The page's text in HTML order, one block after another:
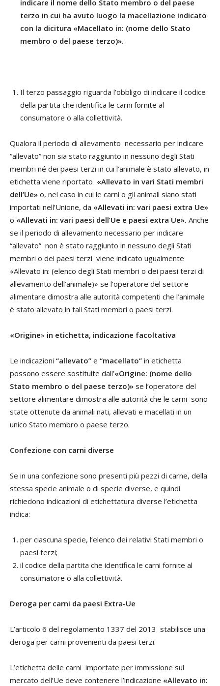
indicare il nome dello Stato membro o del paese
terzo in cui ha avuto luogo la macellazione indicato
con la dicitura «Macellato in: (nome dello Stato
membro o del paese terzo)».
Il terzo passaggio riguarda l’obbligo di indicare il codice
della partita che identifica le carni fornite al
consumatore o alla collettività.
Qualora il periodo di allevamento necessario per indicare
“allevato” non sia stato raggiunto in nessuno degli Stati
membri né dei paesi terzi in cui l’animale è stato allevato, in
etichetta viene riportato «Allevato in vari Stati membri
dell’Ue» o, nel caso in cui le carni o gli animali siano stati
importati nell’Unione, da «Allevati in: vari paesi extra Ue»
o «Allevati in: vari paesi dell’Ue e paesi extra Ue». Anche
se il periodo di allevamento necessario per indicare
“allevato” non è stato raggiunto in nessuno degli Stati
membri o dei paesi terzi viene indicato ugualmente
«Allevato in: (elenco degli Stati membri o dei paesi terzi di
allevamento dell’animale)» se l’operatore del settore
alimentare dimostra alle autorità competenti che l’animale
è stato allevato in tali Stati membri o paesi terzi.
«Origine» in etichetta, indicazione facoltativa
Le indicazioni “allevato” e “macellato” in etichetta
possono essere sostituite dall’«Origine: (nome dello
Stato membro o del paese terzo)» se l’operatore del
settore alimentare dimostra alle autorità che le carni sono
state ottenute da animali nati, allevati e macellati in un
unico Stato membro o paese terzo.
Confezione con carni diverse
Se in una confezione sono presenti più pezzi di carne, della
stessa specie animale o di specie diverse, e quindi
richiedono indicazioni di etichettatura diverse l’etichetta
indica:
per ciascuna specie, l’elenco dei relativi Stati membri o
paesi terzi;
il codice della partita che identifica le carni fornite al
consumatore o alla collettività.
Deroga per carni da paesi Extra-Ue
L’articolo 6 del regolamento 1337 del 2013 stabilisce una
deroga per carni provenienti da paesi terzi.
L’etichetta delle carni importate per immissione sul
mercato dell’Ue deve contenere l’indicazione «Allevato in: